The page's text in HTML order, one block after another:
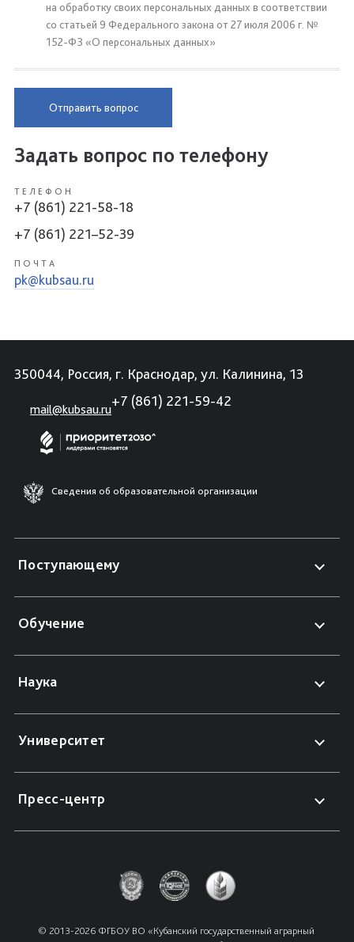
на обработку своих персональных данных в соответствии
со статьей 9 Федерального закона от 27 июля 2006 г. №
152-ФЗ «О персональных данных»
Отправить вопрос
Задать вопрос по телефону
ТЕЛЕФОН
+7 (861) 221-58-18
+7 (861) 221–52-39
ПОЧТА
pk@kubsau.ru
350044, Россия, г. Краснодар, ул. Калинина, 13
mail@kubsau.ru
+7 (861) 221-59-42
Сведения об образовательной организации
Поступающему
Обучение
Наука
Университет
Пресс-центр
© 2013-2026 ФГБОУ ВО «Кубанский государственный аграрный